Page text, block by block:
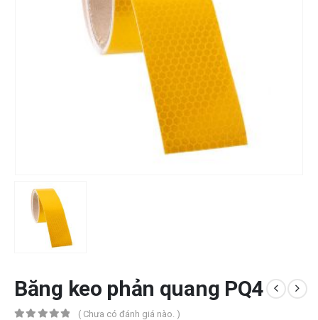
Băng keo phản quang PQ4
( Chưa có đánh giá nào. )